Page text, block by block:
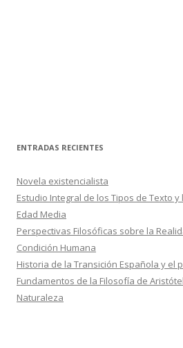
ENTRADAS RECIENTES
Novela existencialista
Estudio Integral de los Tipos de Texto
Edad Media
Perspectivas Filosóficas sobre la
Condición Humana
Historia de la Transición Española y el
Fundamentos de la Filosofía de
Naturaleza